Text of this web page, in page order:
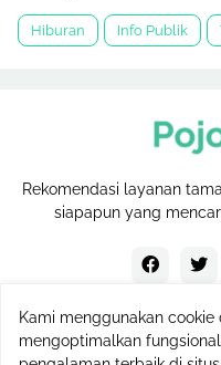
Hiburan Info Publik
Rekomendasi layanan
siapapun yang
Hak
Kami menggunakan
mengoptimalkan